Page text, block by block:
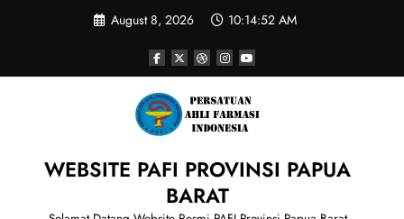
August 8, 2026 10:14:52 AM
WEBSITE PAFI PROVINSI PAPUA
BARAT